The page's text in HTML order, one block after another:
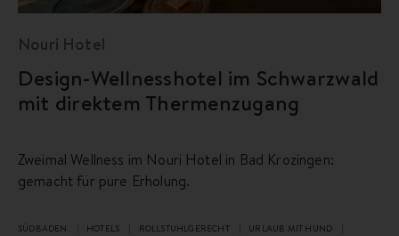
Nouri Hotel
Design-Wellnesshotel im Schwarzwald
mit direktem Thermenzugang
Zweimal Wellness im Nouri Hotel in Bad Krozingen:
gemacht für pure Erholung.
SÜDBADEN HOTELS ROLLSTUHLGERECHT
URLAUB MIT HUND